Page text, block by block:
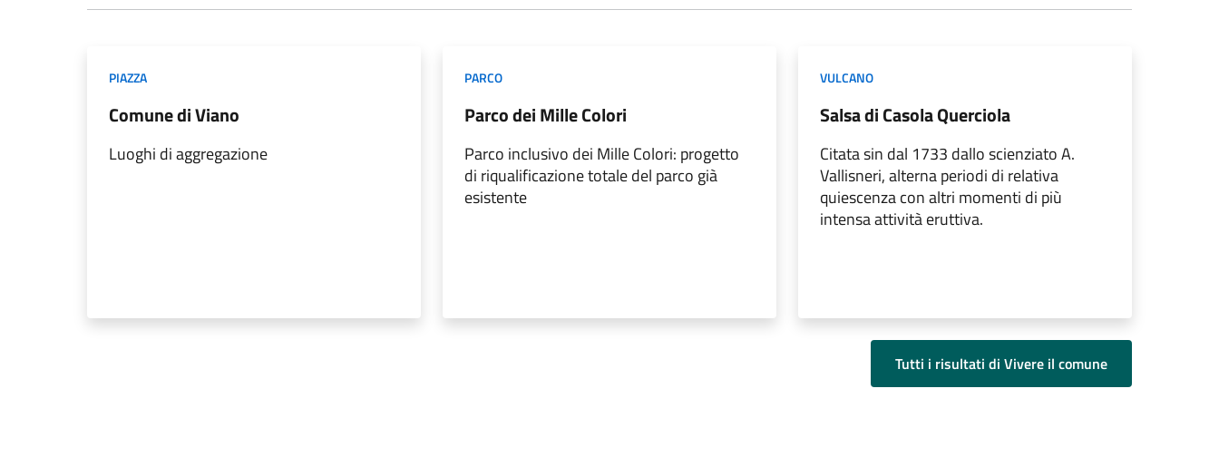
PIAZZA
Comune di Viano
Luoghi di aggregazione
PARCO
Parco dei Mille Colori
Parco inclusivo dei Mille Colori: progetto
di riqualificazione totale del parco già
esistente
VULCANO
Salsa di Casola Querciola
Citata sin dal 1733 dallo scienziato A.
Vallisneri, alterna periodi di relativa
quiescenza con altri momenti di più
intensa attività eruttiva.
Tutti i risultati di Vivere il comune